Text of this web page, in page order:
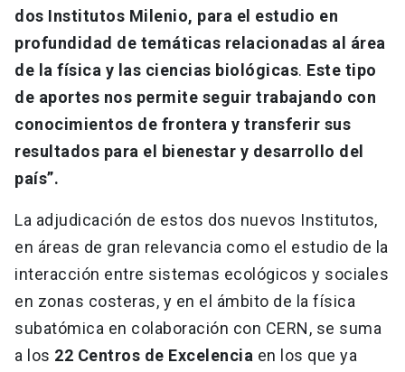
dos Institutos Milenio, para el estudio en
profundidad de temáticas relacionadas al área
de la física y las ciencias biológicas. Este tipo
de aportes nos permite seguir trabajando con
conocimientos de frontera y transferir sus
resultados para el bienestar y desarrollo del
país”.
La adjudicación de estos dos nuevos Institutos,
en áreas de gran relevancia como el estudio de la
interacción entre sistemas ecológicos y sociales
en zonas costeras, y en el ámbito de la física
subatómica en colaboración con CERN, se suma
a los 22 Centros de Excelencia en los que ya